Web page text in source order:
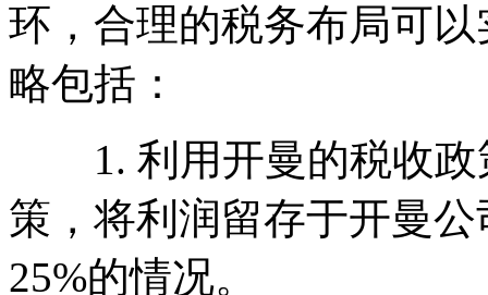
环，合理的税务布局可
略包括：
1. 利用开曼的税收政
策，将利润留存于开曼
25%的情况。